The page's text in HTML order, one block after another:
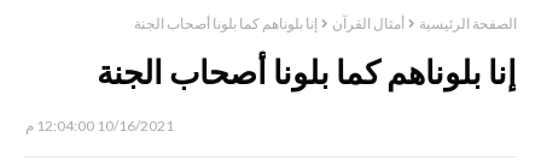
الصفحة الرئيسية أمثال القرآن إنا بلوناهم كما بلونا أصحاب الجنة
إنا بلوناهم كما بلونا أصحاب الجنة
10/16/2021 12:04:00 م